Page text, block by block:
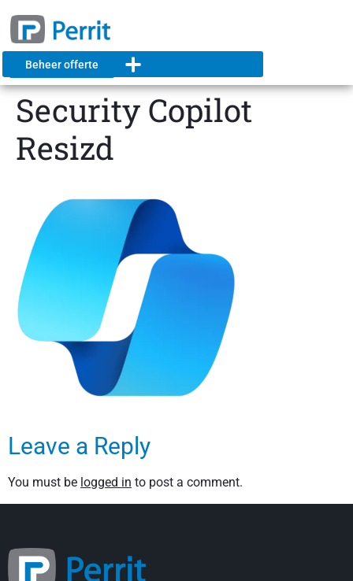
Beheer offerte
Security Copilot
Resizd
Leave a Reply
You must be logged in to post a comment.